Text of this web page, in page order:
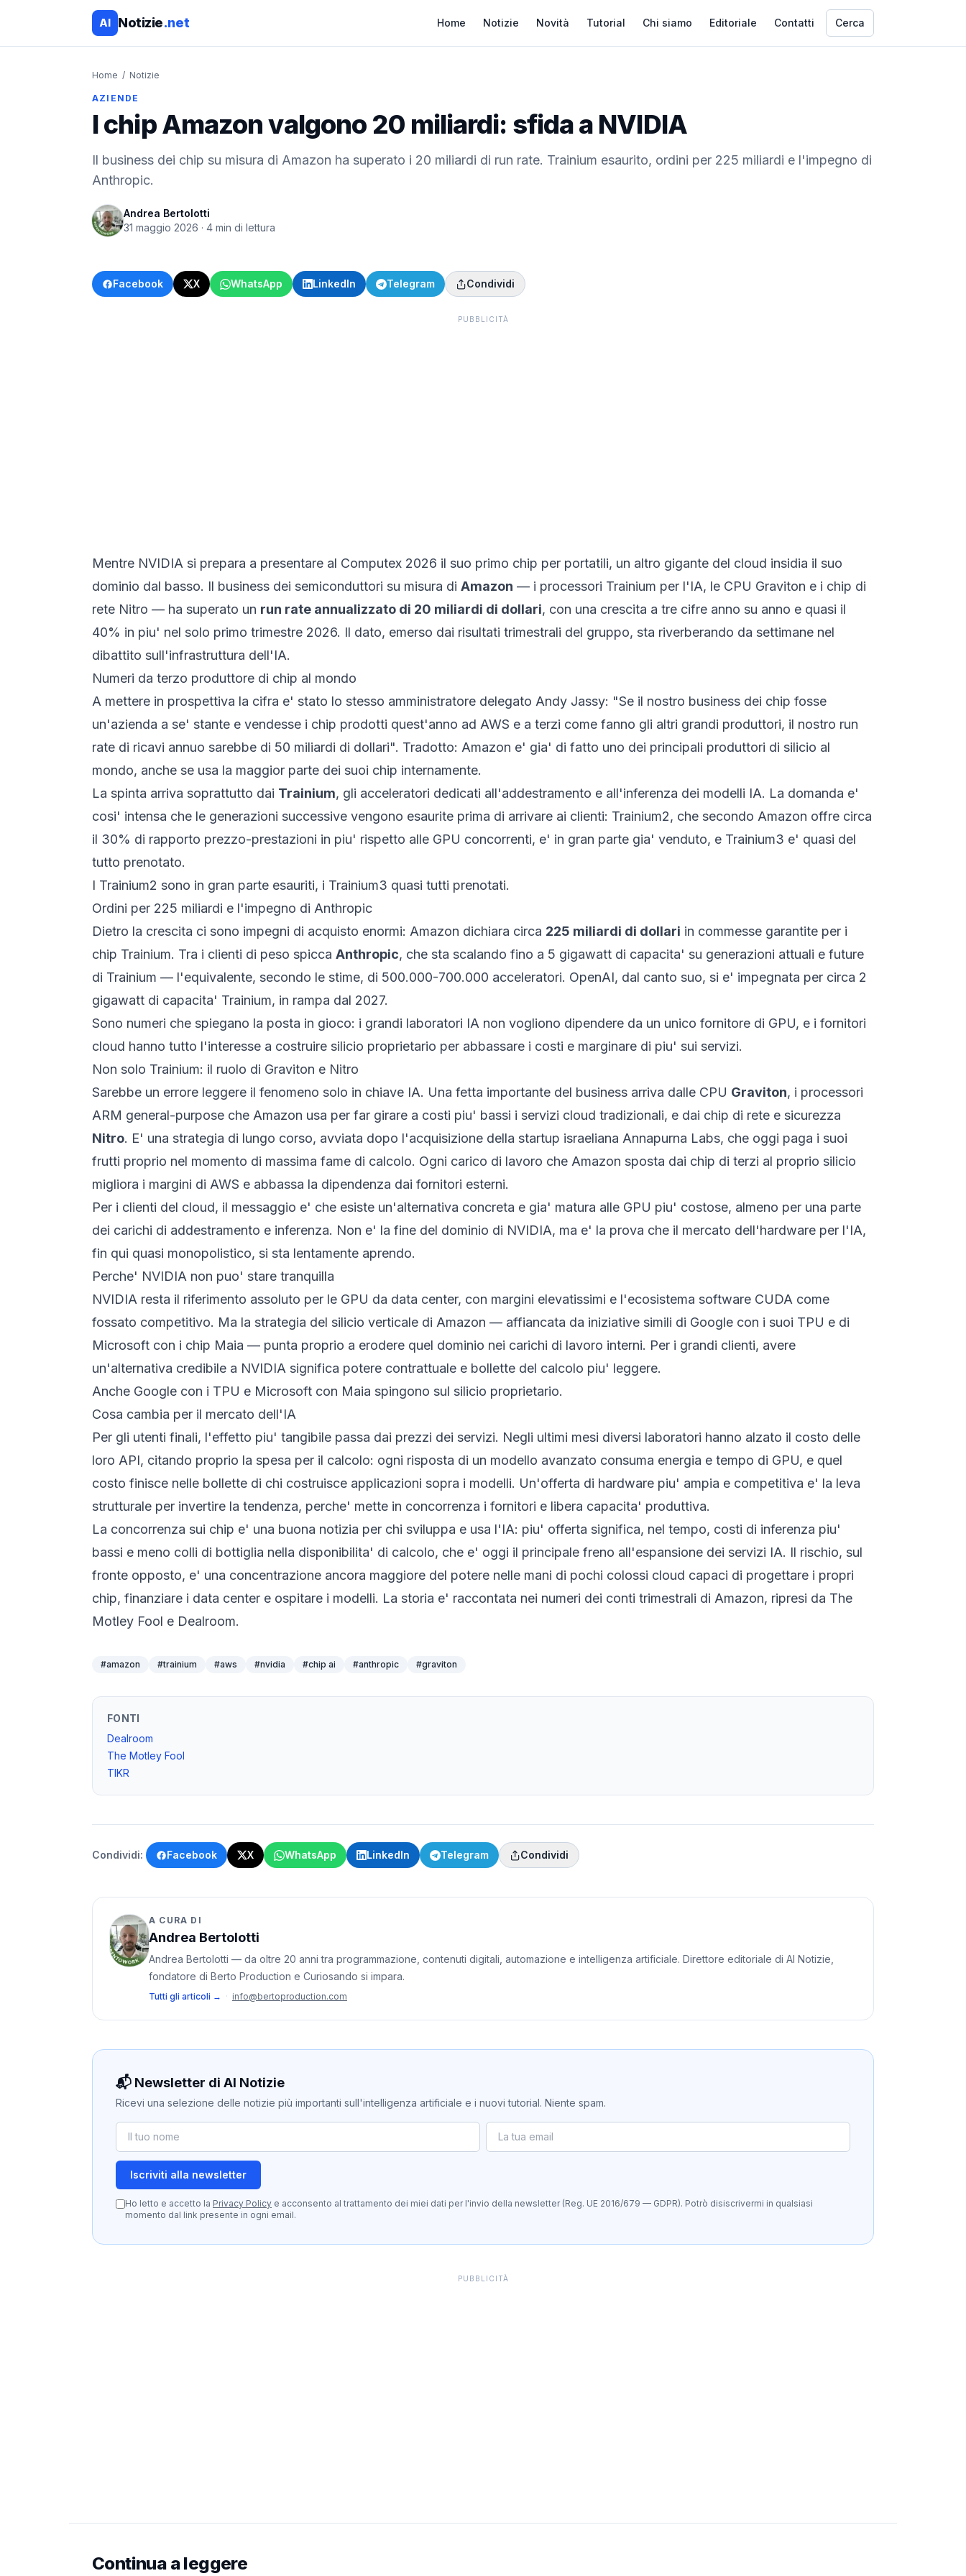
AI Notizie.net Home Notizie Novità Tutorial Chi siamo Editoriale Contatti Cerca
Home / Notizie
AZIENDE
I chip Amazon valgono 20 miliardi: sfida a NVIDIA
Il business dei chip su misura di Amazon ha superato i 20 miliardi di run rate. Trainium esaurito, ordini per 225 miliardi e l'impegno di
Anthropic.
Andrea Bertolotti
31 maggio 2026 · 4 min di lettura
Facebook X WhatsApp LinkedIn Telegram Condividi
PUBBLICITÀ
Mentre NVIDIA si prepara a presentare al Computex 2026 il suo primo chip per portatili, un altro gigante del cloud insidia il suo
dominio dal basso. Il business dei semiconduttori su misura di Amazon — i processori Trainium per l'IA, le CPU Graviton e i chip di
rete Nitro — ha superato un run rate annualizzato di 20 miliardi di dollari, con una crescita a tre cifre anno su anno e quasi il
40% in piu' nel solo primo trimestre 2026. Il dato, emerso dai risultati trimestrali del gruppo, sta riverberando da settimane nel
dibattito sull'infrastruttura dell'IA.
Numeri da terzo produttore di chip al mondo
A mettere in prospettiva la cifra e' stato lo stesso amministratore delegato Andy Jassy: "Se il nostro business dei chip fosse
un'azienda a se' stante e vendesse i chip prodotti quest'anno ad AWS e a terzi come fanno gli altri grandi produttori, il nostro run
rate di ricavi annuo sarebbe di 50 miliardi di dollari". Tradotto: Amazon e' gia' di fatto uno dei principali produttori di silicio al
mondo, anche se usa la maggior parte dei suoi chip internamente.
La spinta arriva soprattutto dai Trainium, gli acceleratori dedicati all'addestramento e all'inferenza dei modelli IA. La domanda e'
cosi' intensa che le generazioni successive vengono esaurite prima di arrivare ai clienti: Trainium2, che secondo Amazon offre circa
il 30% di rapporto prezzo-prestazioni in piu' rispetto alle GPU concorrenti, e' in gran parte gia' venduto, e Trainium3 e' quasi del
tutto prenotato.
I Trainium2 sono in gran parte esauriti, i Trainium3 quasi tutti prenotati.
Ordini per 225 miliardi e l'impegno di Anthropic
Dietro la crescita ci sono impegni di acquisto enormi: Amazon dichiara circa 225 miliardi di dollari in commesse garantite per i
chip Trainium. Tra i clienti di peso spicca Anthropic, che sta scalando fino a 5 gigawatt di capacita' su generazioni attuali e future
di Trainium — l'equivalente, secondo le stime, di 500.000-700.000 acceleratori. OpenAI, dal canto suo, si e' impegnata per circa 2
gigawatt di capacita' Trainium, in rampa dal 2027.
Sono numeri che spiegano la posta in gioco: i grandi laboratori IA non vogliono dipendere da un unico fornitore di GPU, e i fornitori
cloud hanno tutto l'interesse a costruire silicio proprietario per abbassare i costi e marginare di piu' sui servizi.
Non solo Trainium: il ruolo di Graviton e Nitro
Sarebbe un errore leggere il fenomeno solo in chiave IA. Una fetta importante del business arriva dalle CPU Graviton, i processori
ARM general-purpose che Amazon usa per far girare a costi piu' bassi i servizi cloud tradizionali, e dai chip di rete e sicurezza
Nitro. E' una strategia di lungo corso, avviata dopo l'acquisizione della startup israeliana Annapurna Labs, che oggi paga i suoi
frutti proprio nel momento di massima fame di calcolo. Ogni carico di lavoro che Amazon sposta dai chip di terzi al proprio silicio
migliora i margini di AWS e abbassa la dipendenza dai fornitori esterni.
Per i clienti del cloud, il messaggio e' che esiste un'alternativa concreta e gia' matura alle GPU piu' costose, almeno per una parte
dei carichi di addestramento e inferenza. Non e' la fine del dominio di NVIDIA, ma e' la prova che il mercato dell'hardware per l'IA,
fin qui quasi monopolistico, si sta lentamente aprendo.
Perche' NVIDIA non puo' stare tranquilla
NVIDIA resta il riferimento assoluto per le GPU da data center, con margini elevatissimi e l'ecosistema software CUDA come
fossato competitivo. Ma la strategia del silicio verticale di Amazon — affiancata da iniziative simili di Google con i suoi TPU e di
Microsoft con i chip Maia — punta proprio a erodere quel dominio nei carichi di lavoro interni. Per i grandi clienti, avere
un'alternativa credibile a NVIDIA significa potere contrattuale e bollette del calcolo piu' leggere.
Anche Google con i TPU e Microsoft con Maia spingono sul silicio proprietario.
Cosa cambia per il mercato dell'IA
Per gli utenti finali, l'effetto piu' tangibile passa dai prezzi dei servizi. Negli ultimi mesi diversi laboratori hanno alzato il costo delle
loro API, citando proprio la spesa per il calcolo: ogni risposta di un modello avanzato consuma energia e tempo di GPU, e quel
costo finisce nelle bollette di chi costruisce applicazioni sopra i modelli. Un'offerta di hardware piu' ampia e competitiva e' la leva
strutturale per invertire la tendenza, perche' mette in concorrenza i fornitori e libera capacita' produttiva.
La concorrenza sui chip e' una buona notizia per chi sviluppa e usa l'IA: piu' offerta significa, nel tempo, costi di inferenza piu'
bassi e meno colli di bottiglia nella disponibilita' di calcolo, che e' oggi il principale freno all'espansione dei servizi IA. Il rischio, sul
fronte opposto, e' una concentrazione ancora maggiore del potere nelle mani di pochi colossi cloud capaci di progettare i propri
chip, finanziare i data center e ospitare i modelli. La storia e' raccontata nei numeri dei conti trimestrali di Amazon, ripresi da The
Motley Fool e Dealroom.
#amazon #trainium #aws #nvidia #chip ai #anthropic #graviton
FONTI
Dealroom
The Motley Fool
TIKR
Condividi: Facebook X WhatsApp LinkedIn Telegram Condividi
A CURA DI
Andrea Bertolotti
Andrea Bertolotti — da oltre 20 anni tra programmazione, contenuti digitali, automazione e intelligenza artificiale. Direttore editoriale di AI Notizie,
fondatore di Berto Production e Curiosando si impara.
Tutti gli articoli → · info@bertoproduction.com
📬 Newsletter di AI Notizie
Ricevi una selezione delle notizie più importanti sull'intelligenza artificiale e i nuovi tutorial. Niente spam.
Iscriviti alla newsletter
Ho letto e accetto la Privacy Policy e acconsento al trattamento dei miei dati per l'invio della newsletter (Reg. UE 2016/679 — GDPR). Potrò disiscrivermi in qualsiasi
momento dal link presente in ogni email.
PUBBLICITÀ
Continua a leggere